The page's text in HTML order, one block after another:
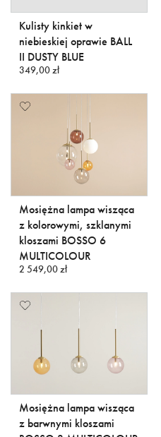
Kulisty kinkiet w
niebieskiej oprawie BALL
II DUSTY BLUE
349,00 zł
Mosiężna lampa wisząca
z kolorowymi, szklanymi
kloszami BOSSO 6
MULTICOLOUR
2 549,00 zł
Mosiężna lampa wisząca
z barwnymi kloszami